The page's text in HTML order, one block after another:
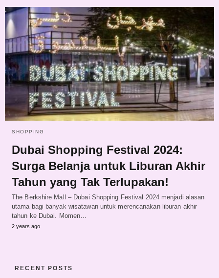
SHOPPING
Dubai Shopping Festival 2024:
Surga Belanja untuk Liburan Akhir
Tahun yang Tak Terlupakan!
The Berkshire Mall – Dubai Shopping Festival 2024 menjadi alasan
utama bagi banyak wisatawan untuk merencanakan liburan akhir
tahun ke Dubai. Momen…
2 years ago
RECENT POSTS